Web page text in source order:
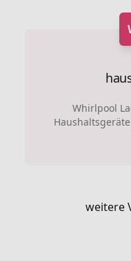
Whirlpool
weitere